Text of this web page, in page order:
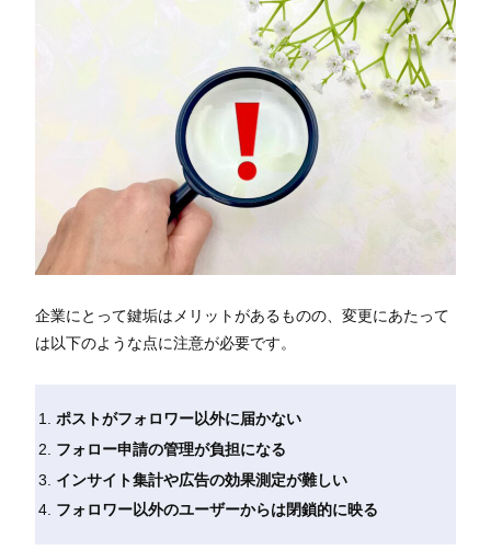
企業にとって鍵垢はメリットがあるものの、変更にあたって
は以下のような点に注意が必要です。
ポストがフォロワー以外に届かない
フォロー申請の管理が負担になる
インサイト集計や広告の効果測定が難しい
フォロワー以外のユーザーからは閉鎖的に映る